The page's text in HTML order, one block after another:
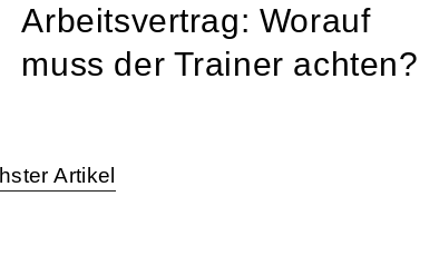
Arbeitsvertrag: Worauf
muss der Trainer achten?
Artikel